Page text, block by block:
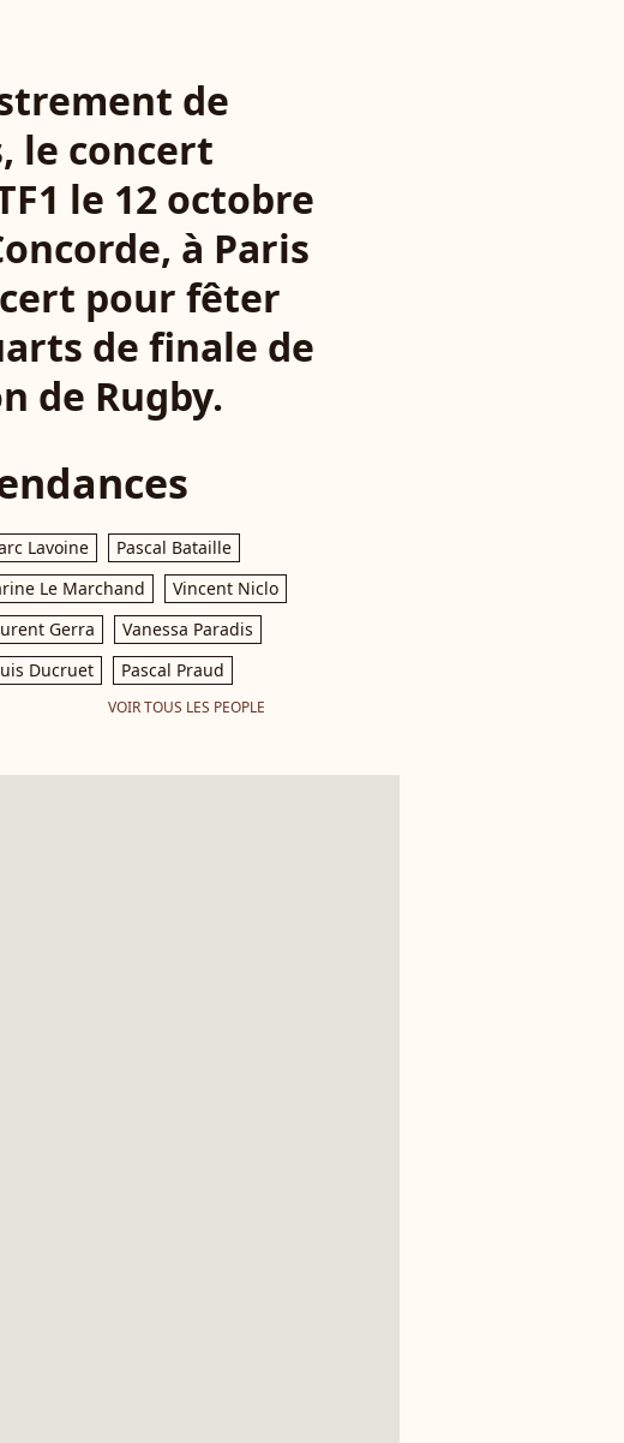
de
le concert
le 12 octobre
à Paris
pour fêter
de finale de
de Rugby.
Lavoine
Pascal Bataille
Le Marchand
Vincent Niclo
Gerra
Vanessa Paradis
Ducruet
Pascal Praud
VOIR TOUS LES PEOPLE